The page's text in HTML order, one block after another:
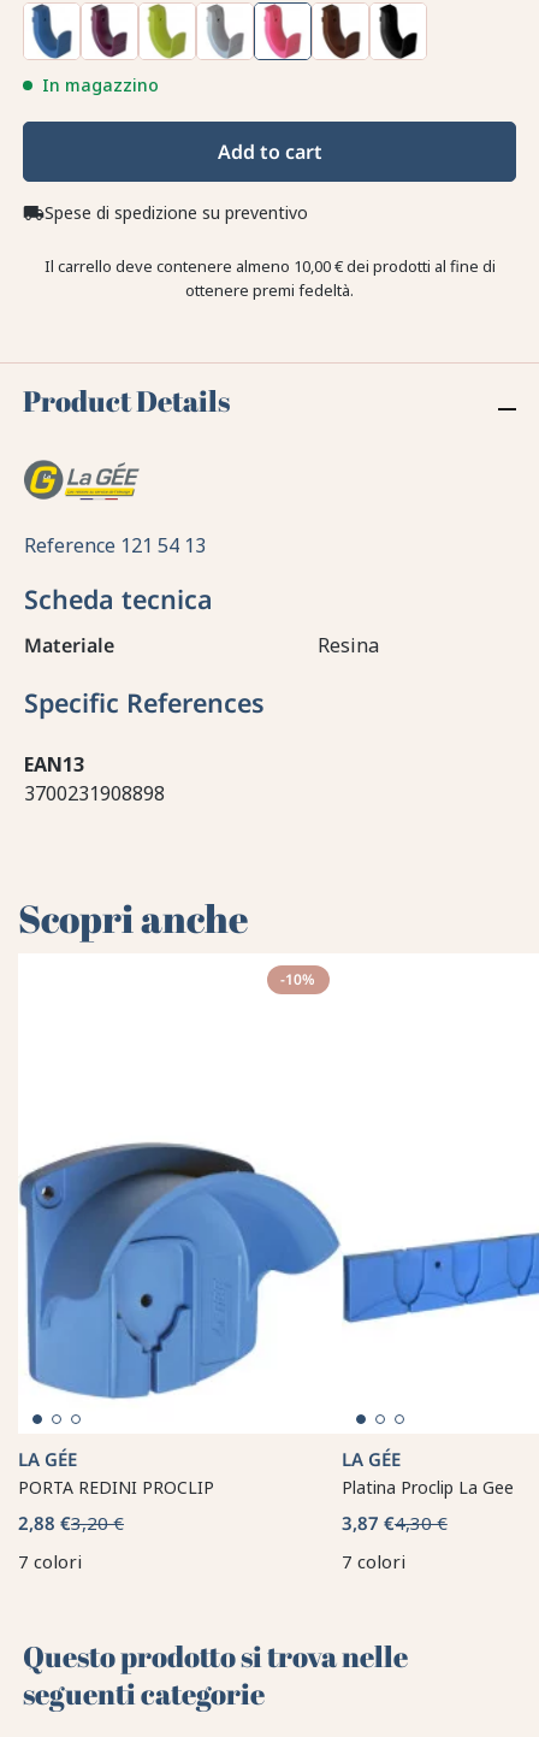
In magazzino
Add to cart
local_shippingSpese di spedizione su preventivo
Il carrello deve contenere almeno 10,00 € dei prodotti al fine di
ottenere premi fedeltà.
Product Details
Reference 121 54 13
Scheda tecnica
Materiale Resina
Specific References
EAN13
3700231908898
Scopri anche
-10%
LA GÉE
PORTA REDINI PROCLIP
2,88 €3,20 €
7 colori
LA GÉE
Platina Proclip La Gee
3,87 €4,30 €
7 colori
Questo prodotto si trova nelle
seguenti categorie